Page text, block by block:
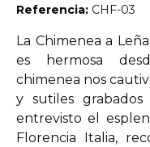
Referencia: CHF-03
La Chimenea a
es hermosa
chimenea nos
y sutiles
entrevisto el
Florencia Italia,